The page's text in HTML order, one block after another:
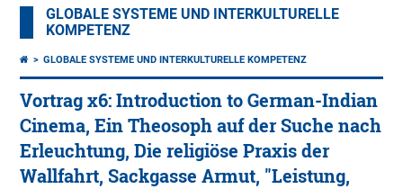
GLOBALE SYSTEME UND INTERKULTURELLE
KOMPETENZ
GLOBALE SYSTEME UND INTERKULTURELLE KOMPETENZ
Vortrag x6: Introduction to German-Indian
Cinema, Ein Theosoph auf der Suche nach
Erleuchtung, Die religiöse Praxis der
Wallfahrt, Sackgasse Armut, "Leistung,